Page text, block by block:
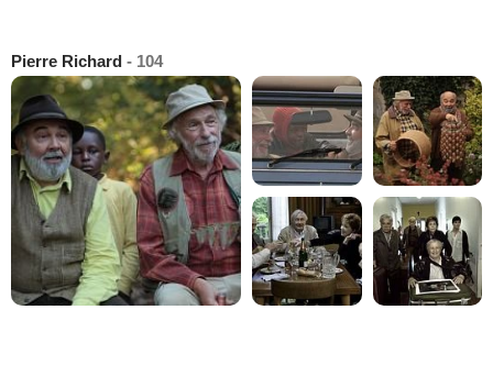
Pierre Richard - 104